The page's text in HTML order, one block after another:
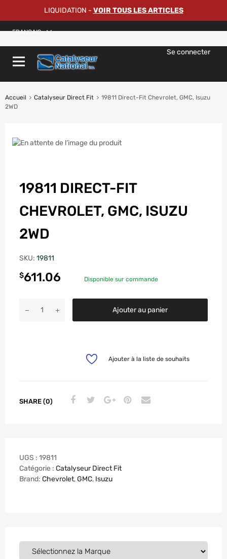
LIQUIDATION - VOIR TOUS LES ARTICLES
FRANÇAIS
Se connecter
Accueil Catalyseur Direct Fit
19811 Direct-Fit Chevrolet, GMC, Isuzu
2WD
19811 DIRECT-FIT
CHEVROLET, GMC, ISUZU
2WD
SKU: 19811
$611.06 Disponible sur commande
Ajouter au panier
Ajouter à la liste de souhaits
SHARE (0)
UGS : 19811
Catégorie : Catalyseur Direct Fit
Brand: Chevrolet,GMC, Isuzu